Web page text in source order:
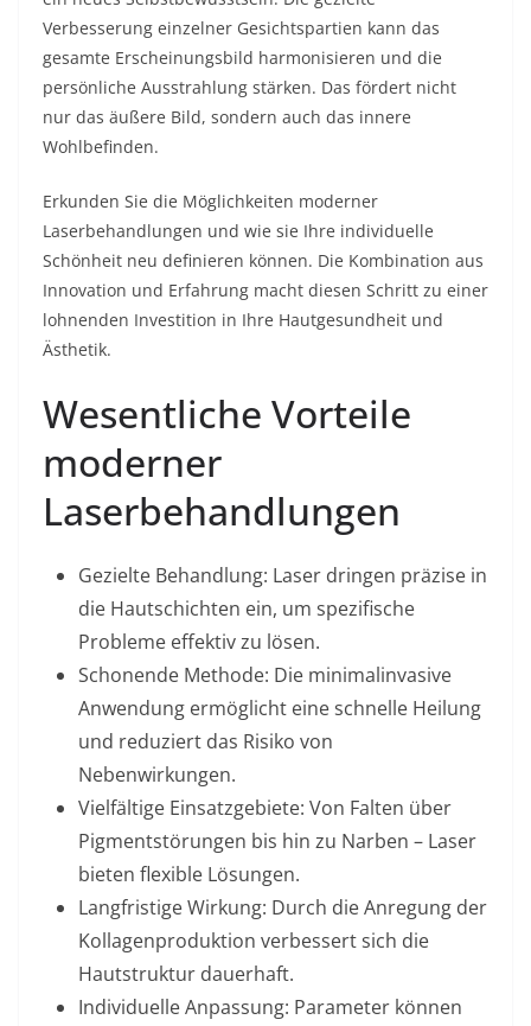
Verbesserung einzelner Gesichtspartien kann das
gesamte Erscheinungsbild harmonisieren und die
persönliche Ausstrahlung stärken. Das fördert nicht
nur das äußere Bild, sondern auch das innere
Wohlbefinden.
Erkunden Sie die Möglichkeiten moderner
Laserbehandlungen und wie sie Ihre individuelle
Schönheit neu definieren können. Die Kombination aus
Innovation und Erfahrung macht diesen Schritt zu einer
lohnenden Investition in Ihre Hautgesundheit und
Ästhetik.
Wesentliche Vorteile
moderner
Laserbehandlungen
Gezielte Behandlung: Laser dringen präzise in
die Hautschichten ein, um spezifische
Probleme effektiv zu lösen.
Schonende Methode: Die minimalinvasive
Anwendung ermöglicht eine schnelle Heilung
und reduziert das Risiko von
Nebenwirkungen.
Vielfältige Einsatzgebiete: Von Falten über
Pigmentstörungen bis hin zu Narben – Laser
bieten flexible Lösungen.
Langfristige Wirkung: Durch die Anregung der
Kollagenproduktion verbessert sich die
Hautstruktur dauerhaft.
Individuelle Anpassung: Parameter können